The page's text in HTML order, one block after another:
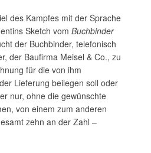
des Kampfes mit der Sprache
Sketch vom Buchbinder
der Buchbinder, telefonisch
der Baufirma Meisel & Co., zu
für die von ihm
Lieferung beilegen soll oder
nur, ohne die gewünschte
von einem zum anderen
zehn an der Zahl –